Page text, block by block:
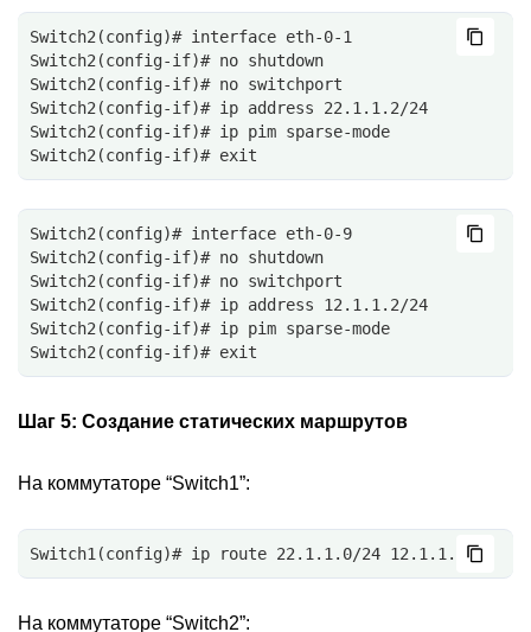
Switch2(config)# interface eth-0-1
Switch2(config-if)# no shutdown
Switch2(config-if)# no switchport
Switch2(config-if)# ip address 22.1.1.2/24
Switch2(config-if)# ip pim sparse-mode
Switch2(config-if)# exit
Switch2(config)# interface eth-0-9
Switch2(config-if)# no shutdown
Switch2(config-if)# no switchport
Switch2(config-if)# ip address 12.1.1.2/24
Switch2(config-if)# ip pim sparse-mode
Switch2(config-if)# exit
Шаг 5: Создание статических маршрутов
На коммутаторе “Switch1”:
Switch1(config)# ip route 22.1.1.0/24 12.1.1.2
На коммутаторе “Switch2”: